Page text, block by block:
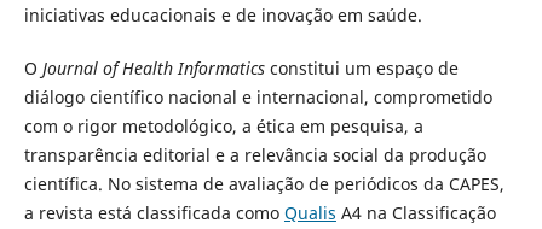
iniciativas educacionais e de inovação em saúde.
O Journal of Health Informaticsconstitui um espaço de
diálogo científico nacional e internacional, comprometido
com o rigor metodológico, a ética em pesquisa, a
transparência editorial e a relevância social da produção
científica. No sistema de avaliação de periódicos da CAPES,
a revista está classificada como Qualis A4 na Classificação